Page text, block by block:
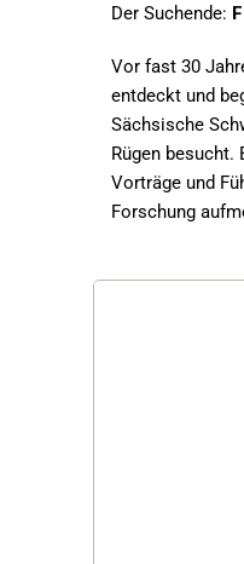
Der Suchende:
Vor fast 30
entdeckt und
Sächsische
Rügen besucht.
Vorträge und
Forschung